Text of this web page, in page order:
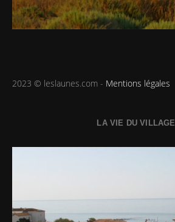
2023 © leslaunes.com - Mentions légales
LA VIE DU VILLAGE